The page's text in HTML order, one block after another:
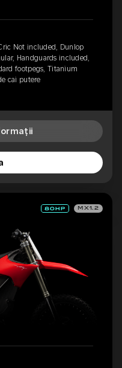
Not included, Dunlop
Handguards included,
footpegs, Titanium
cai putere
MX1.2